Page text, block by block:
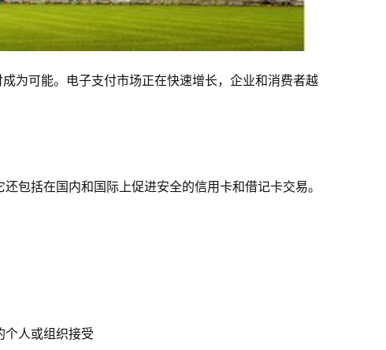
为可能。电子支付市场正在快速增长，企业和消费者越
包括在国内和国际上促进安全的信用卡和借记卡交易。
个人或组织接受